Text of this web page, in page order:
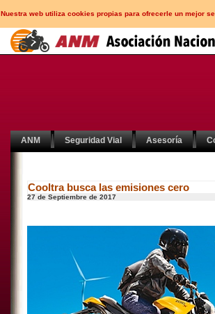
Nuestra web utiliza cookies propias para ofrecerle un mejor
ANM Seguridad Vial Asesoría
Cooltra busca las emisiones cero
27 de Septiembre de 2017